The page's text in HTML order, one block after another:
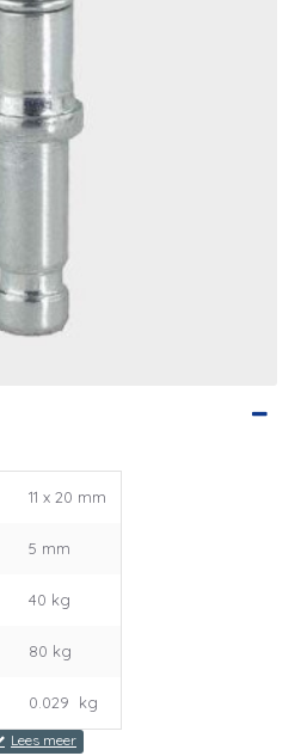
11 x 20 mm
5 mm
40 kg
80 kg
0.029 kg